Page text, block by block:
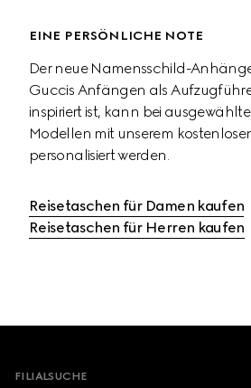
EINE PERSÖNLICHE NOTE
Der neue Namensschild-
Guccis Anfängen als
inspiriert ist, kann bei
Modellen mit unserem
personalisiert werden.
Reisetaschen für Damen kaufen
Reisetaschen für Herren kaufen
FILIALSUCHE